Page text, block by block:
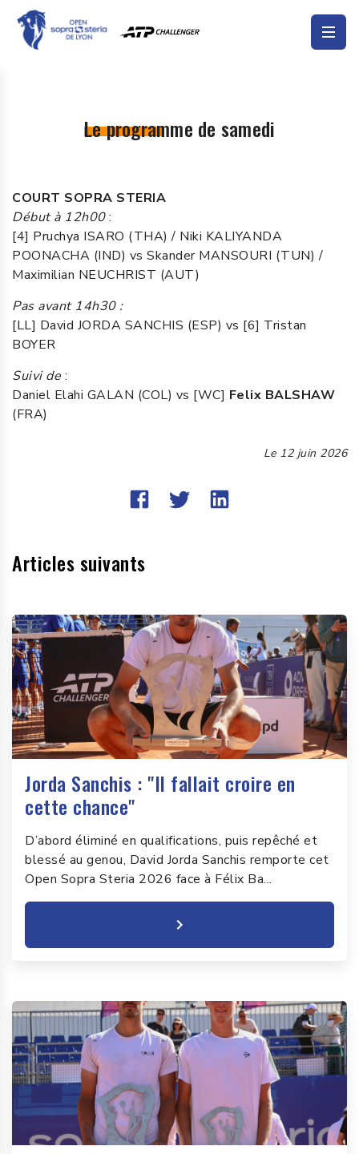
Le programme de samedi
COURT SOPRA STERIA
Début à 12h00:
[4] Pruchya ISARO (THA) / Niki KALIYANDA
POONACHA (IND) vs Skander MANSOURI (TUN) /
Maximilian NEUCHRIST (AUT)
Pas avant 14h30 :
[LL] David JORDA SANCHIS (ESP) vs [6] Tristan
BOYER
Suivi de :
Daniel Elahi GALAN (COL) vs [WC] Felix BALSHAW
(FRA)
Le 12 juin 2026
Articles suivants
Jorda Sanchis : "Il fallait croire en
cette chance"
D’abord éliminé en qualifications, puis repêché et
blessé au genou, David Jorda Sanchis remporte cet
Open Sopra Steria 2026 face à Félix Ba...